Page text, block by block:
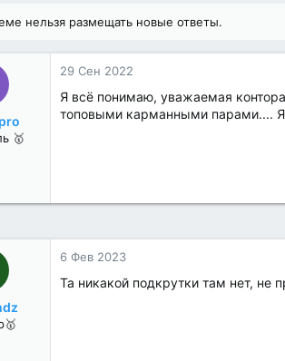
нельзя размещать новые ответы.
🥇
2022
29 Сен 2022
Я всё понимаю, уважаемая
топовыми карманными парами.... Я
2022
6 Фев 2023
Та никакой подкрутки там нет, не